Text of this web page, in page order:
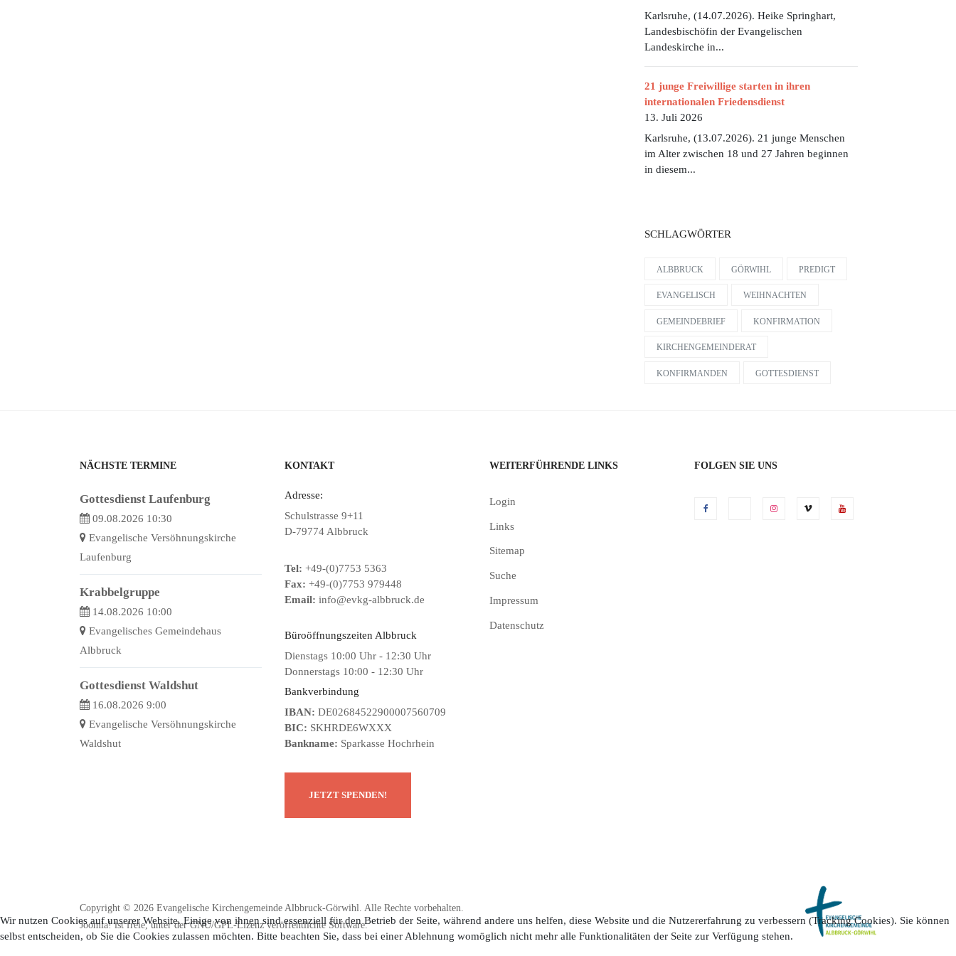
Karlsruhe, (14.07.2026). Heike Springhart,
Landesbischöfin der Evangelischen
Landeskirche in...
21 junge Freiwillige starten in ihren
internationalen Friedensdienst
13. Juli 2026
Karlsruhe, (13.07.2026). 21 junge Menschen
im Alter zwischen 18 und 27 Jahren beginnen
in diesem...
SCHLAGWÖRTER
ALBBRUCK GÖRWIHL PREDIGT
EVANGELISCH WEIHNACHTEN
GEMEINDEBRIEF KONFIRMATION
KIRCHENGEMEINDERAT
KONFIRMANDEN GOTTESDIENST
NÄCHSTE TERMINE
Gottesdienst Laufenburg
09.08.2026 10:30
Evangelische Versöhnungskirche
Laufenburg
Krabbelgruppe
14.08.2026 10:00
Evangelisches Gemeindehaus
Albbruck
Gottesdienst Waldshut
16.08.2026 9:00
Evangelische Versöhnungskirche
Waldshut
KONTAKT
Adresse:
Schulstrasse 9+11
D-79774 Albbruck
Tel: +49-(0)7753 5363
Fax: +49-(0)7753 979448
Email: info@evkg-albbruck.de
Büroöffnungszeiten Albbruck
Dienstags 10:00 Uhr - 12:30 Uhr
Donnerstags 10:00 - 12:30 Uhr
Bankverbindung
IBAN: DE02684522900007560709
BIC: SKHRDE6WXXX
Bankname: Sparkasse Hochrhein
WEITERFÜHRENDE LINKS
Login
Links
Sitemap
Suche
Impressum
Datenschutz
FOLGEN SIE UNS
Copyright © 2026 Evangelische Kirchengemeinde Albbruck-Görwihl. Alle Rechte vorbehalten.
Joomla!ist freie, unter derGNU/GPL-Lizenzveröffentlichte Software.
Wir nutzen Cookies auf unserer Website. Einige von ihnen sind essenziell für den Betrieb der Seite, während andere uns helfen, diese Website und die Nutzererfahrung zu verbessern (Tracking Cookies). Sie können
selbst entscheiden, ob Sie die Cookies zulassen möchten. Bitte beachten Sie, dass bei einer Ablehnung womöglich nicht mehr alle Funktionalitäten der Seite zur Verfügung stehen.